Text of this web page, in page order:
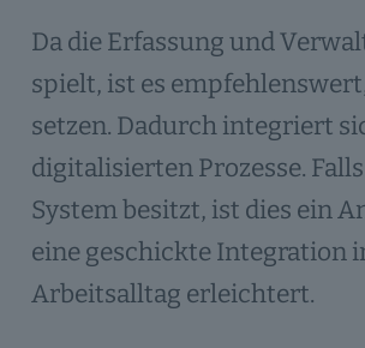
Da die Erfassung und
spielt, ist es
setzen. Dadurch integriert
digitalisierten Prozesse.
System besitzt, ist dies ein
eine geschickte Integration
Arbeitsalltag erleichtert.